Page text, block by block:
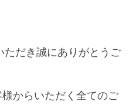
だき誠にありがとうご
からいただく全てのご